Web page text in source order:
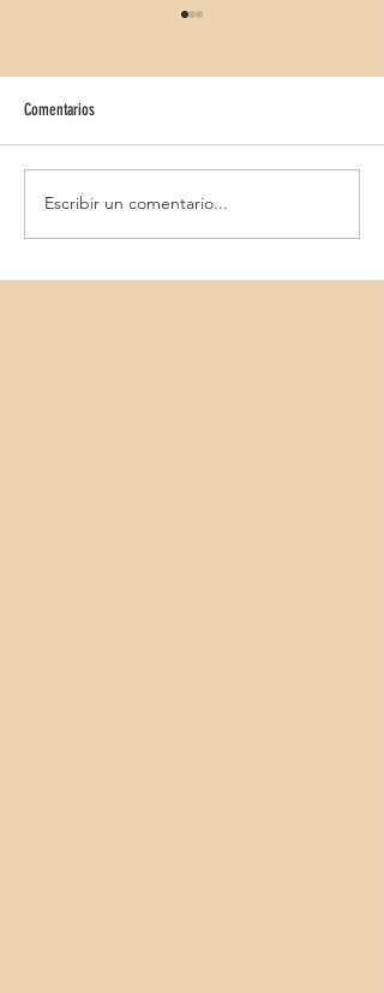
GRUPOTEL AMAPOLA
Comentarios
Escribir un comentario...